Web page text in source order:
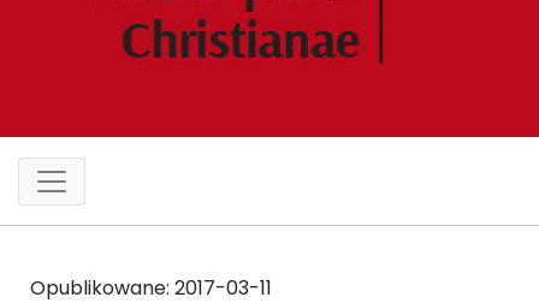
Opublikowane: 2017-03-11